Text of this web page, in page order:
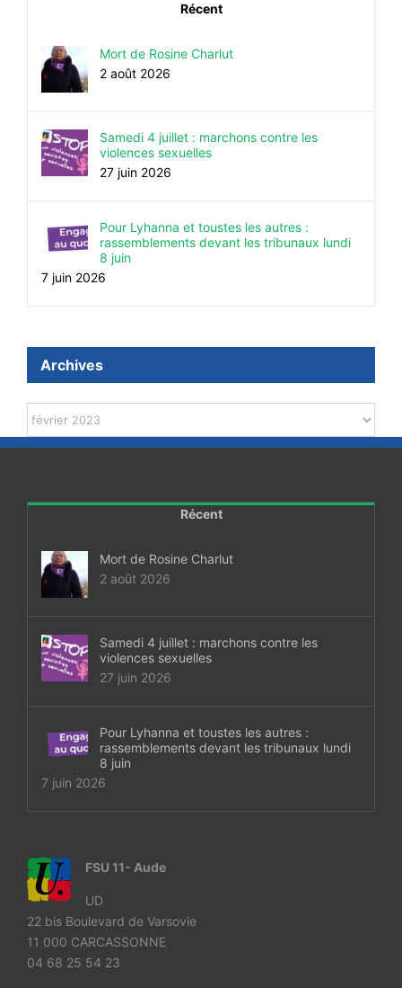
Récent
Mort de Rosine Charlut
2 août 2026
Samedi 4 juillet : marchons contre les
violences sexuelles
27 juin 2026
Pour Lyhanna et toustes les autres :
rassemblements devant les tribunaux lundi
8 juin
7 juin 2026
Archives
Archives
Récent
Mort de Rosine Charlut
2 août 2026
Samedi 4 juillet : marchons contre les
violences sexuelles
27 juin 2026
Pour Lyhanna et toustes les autres :
rassemblements devant les tribunaux lundi
8 juin
7 juin 2026
FSU 11- Aude
UD
22 bis Boulevard de Varsovie
11 000 CARCASSONNE
04 68 25 54 23